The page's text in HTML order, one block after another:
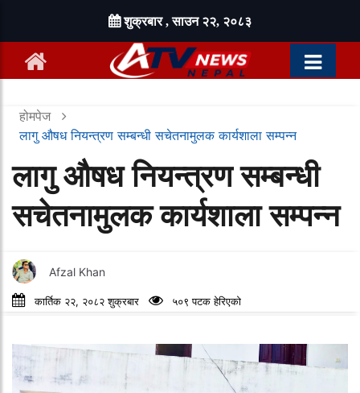
शुक्रबार , साउन २२, २०८३
होमपेज
लागु औषध नियन्त्रण सम्बन्धी सचेतनामुलक कार्यशाला सम्पन्न
लागु औषध नियन्त्रण सम्बन्धी
सचेतनामुलक कार्यशाला सम्पन्न
Afzal Khan
कार्तिक २२, २०८२ शुक्रबार ५०९ पटक हेरिएको